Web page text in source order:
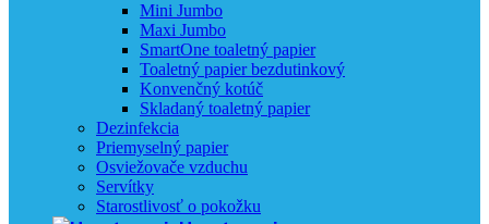
Mini Jumbo
Maxi Jumbo
SmartOne toaletný papier
Toaletný papier bezdutinkový
Konvenčný kotúč
Skladaný toaletný papier
Dezinfekcia
Priemyselný papier
Osviežovače vzduchu
Servítky
Starostlivosť o pokožku